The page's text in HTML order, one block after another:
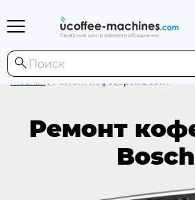
Главная / Ремонт кофеварок Bosch
Ремонт
Bosch